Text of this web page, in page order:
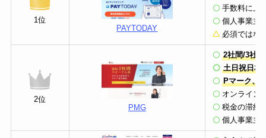
1位
PAYTODAY
手数料に上
個人事業主
必須ではな
2位
PMG
2社間/3社
土日祝日相
Pマーク、
オンライン
税金の滞納
個人事業主